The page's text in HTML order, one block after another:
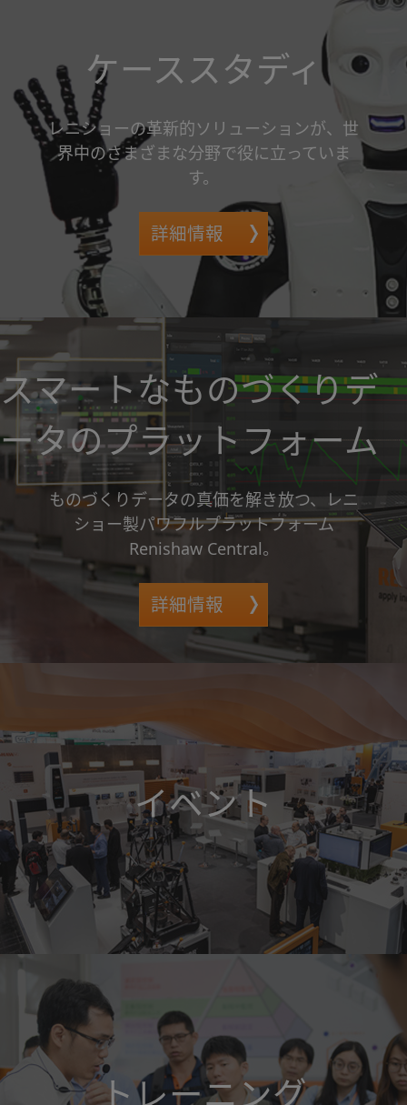
ケーススタディ
レニショーの革新的ソリューションが、世
界中のさまざまな分野で役に立っていま
す。
詳細情報
スマートなものづくりデ
ータのプラットフォーム
ものづくりデータの真価を解き放つ、レニ
ショー製パワフルプラットフォーム
Renishaw Central。
詳細情報
イベント
トレーニング